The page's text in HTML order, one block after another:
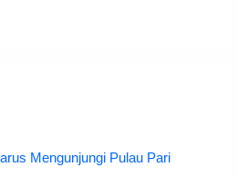
Mengunjungi Pulau Pari